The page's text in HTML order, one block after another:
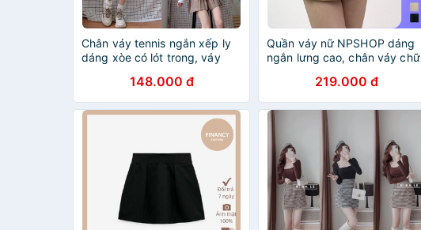
Chân váy tennis ngắn xếp ly
dáng xòe có lót trong, váy
148.000 đ
Quần váy nữ NPSHOP dáng
ngắn lưng cao, chân váy chữ
219.000 đ